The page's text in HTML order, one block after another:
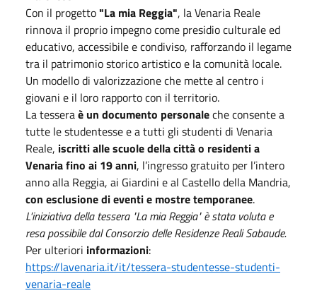
Con il progetto"La mia Reggia", la Venaria Reale
rinnova il proprio impegno come presidio culturale ed
educativo, accessibile e condiviso, rafforzando il legame
tra il patrimonio storico artistico e la comunità locale.
Un modello di valorizzazione che mette al centro i
giovani e il loro rapporto con il territorio.
La tesseraè un documento personaleche consente a
tutte le studentesse e a tutti gli studenti di Venaria
Reale, iscritti alle scuole della città o residenti a
Venaria fino ai 19 anni, l’ingresso gratuito per l’intero
anno alla Reggia, ai Giardini e al Castello della Mandria,
con esclusione di eventi e mostre temporanee.
L'iniziativa della tessera "La mia Reggia" è stata voluta e
resa possibile dal Consorzio delle Residenze Reali Sabaude.
Per ulteriori informazioni:
https://lavenaria.it/it/tessera-studentesse-studenti-
venaria-reale